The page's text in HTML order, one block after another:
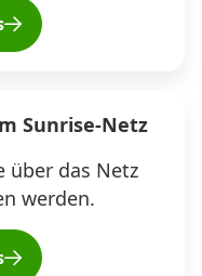
Sunrise-Netz
über das Netz
werden.